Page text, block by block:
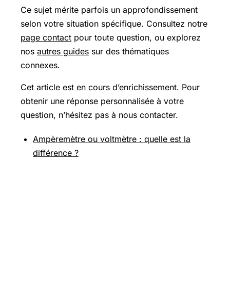
Ce sujet mérite parfois un approfondissement
selon votre situation spécifique. Consultez notre
page contact pour toute question, ou explorez
nos autres guides sur des thématiques
connexes.
Cet article est en cours d’enrichissement. Pour
obtenir une réponse personnalisée à votre
question, n’hésitez pas à nous contacter.
Ampèremètre ou voltmètre : quelle est la
différence ?